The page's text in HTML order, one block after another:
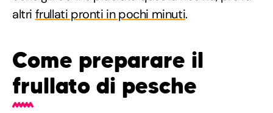
altri frullati pronti in pochi minuti.
Come preparare il
frullato di pesche